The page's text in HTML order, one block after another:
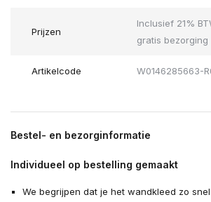
Prijzen
Inclusief 21%
gratis bezorging
Artikelcode W0146285663-
Bestel- en bezorginformatie
Individueel op bestelling gemaakt
We begrijpen dat je het wandkleed zo